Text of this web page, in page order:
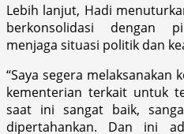
Lebih lanjut, Hadi
berkonsolidasi dengan
menjaga situasi politik dan
“Saya segera melaksanakan
kementerian terkait untuk
saat ini sangat baik,
dipertahankan. Dan ini